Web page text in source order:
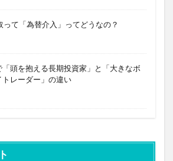
って「為替介入」ってどうなの？
「頭を抱える長期投資家」と「大きなボ
レーダー」の違い